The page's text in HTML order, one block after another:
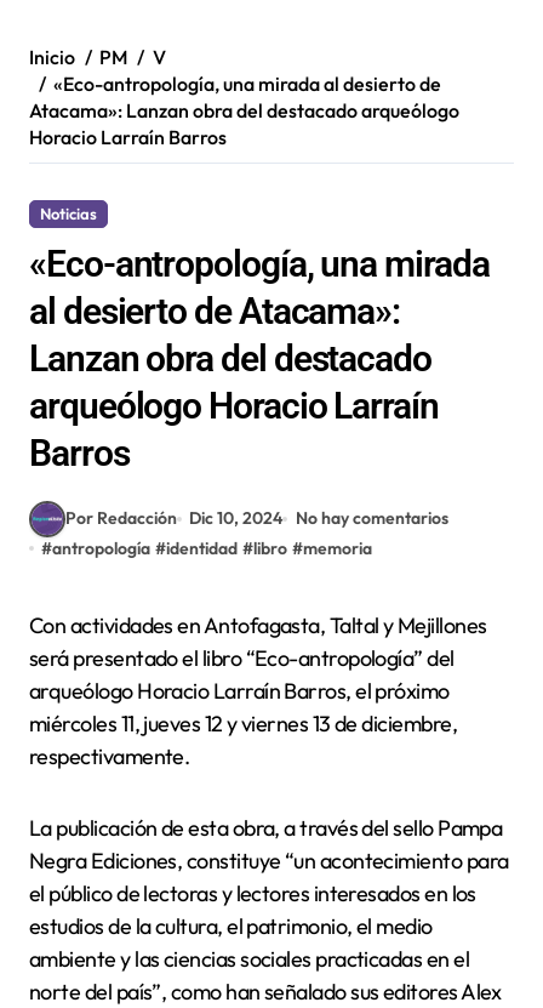
Inicio PM
V
«Eco-antropología, una mirada al desierto de
Atacama»: Lanzan obra del destacado arqueólogo
Horacio Larraín Barros
Noticias
«Eco-antropología, una mirada
al desierto de Atacama»:
Lanzan obra del destacado
arqueólogo Horacio Larraín
Barros
Por Redacción Dic 10, 2024
No hay comentarios
#antropología #identidad #libro #memoria
Con actividades en Antofagasta, Taltal y Mejillones
será presentado el libro “Eco-antropología” del
arqueólogo Horacio Larraín Barros, el próximo
miércoles 11, jueves 12 y viernes 13 de diciembre,
respectivamente.
La publicación de esta obra, a través del sello Pampa
Negra Ediciones, constituye “un acontecimiento para
el público de lectoras y lectores interesados en los
estudios de la cultura, el patrimonio, el medio
ambiente y las ciencias sociales practicadas en el
norte del país”, como han señalado sus editores Alex